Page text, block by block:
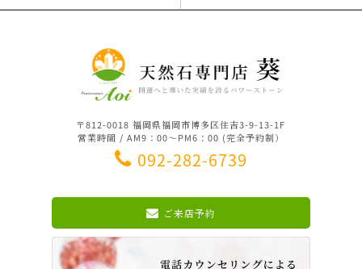
〒812-0018 福岡県福岡市博多区住吉3-9-13-1F
営業時間 / AM9：00～PM6：00 (完全予約制）
092-282-6739
ご来店予約